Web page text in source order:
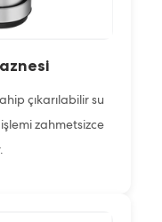
çıkarılabilir su
zahmetsizce